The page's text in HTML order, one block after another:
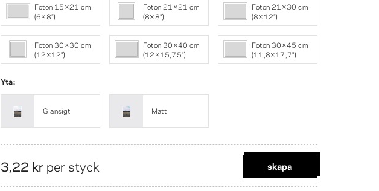
Foton 15×21 cm
(6×8″)
Foton 21×21 cm
(8×8″)
Foton 21×30 cm
(8×12″)
Foton 30×30 cm
(12×12")
Foton 30×40 cm
(12×15,75")
Foton 30×45 cm
(11,8×17,7")
Yta:
Glansigt Matt
3,22 kr per styck skapa